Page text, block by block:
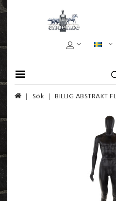
Sök BILLIG ABSTRAKT